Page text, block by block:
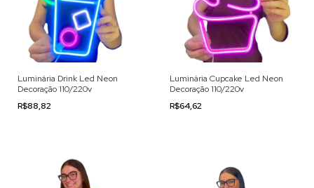
Luminária Drink Led Neon
Decoração 110/220v
R$88,82
Luminária Cupcake Led Neon
Decoração 110/220v
R$64,62